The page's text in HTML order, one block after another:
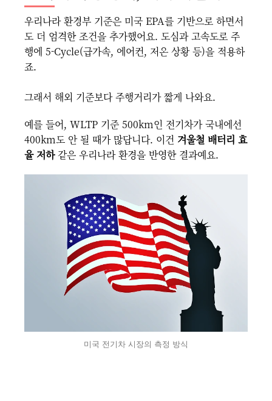
우리나라 환경부 기준은 미국 EPA를 기반으로 하면서
도 더 엄격한 조건을 추가했어요. 도심과 고속도로 주
행에 5-Cycle(급가속, 에어컨, 저온 상황 등)을 적용하
죠.
그래서 해외 기준보다 주행거리가 짧게 나와요.
예를 들어, WLTP 기준 500km인 전기차가 국내에선
400km도 안 될 때가 많답니다. 이건 겨울철 배터리 효
율 저하같은 우리나라 환경을 반영한 결과예요.
미국 전기차 시장의 측정 방식